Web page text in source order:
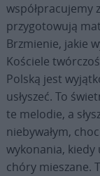
współpracujemy
przygotowują
Brzmienie, jakie
Kościele
Polską jest
usłyszeć. To
te melodie, a
niebywałym,
wykonania, kiedy
chóry mieszane.